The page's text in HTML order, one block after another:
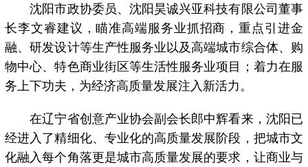
沈阳市政协委员、沈阳昊诚兴亚科技有限公司董事
长李文睿建议，瞄准高端服务业抓招商，重点引进金
融、研发设计等生产性服务业以及高端城市综合体、购
物中心、特色商业街区等生活性服务业项目；着力在服
务上下功夫，为经济高质量发展注入新活力。
在辽宁省创意产业协会副会长郎中辉看来，沈阳已
经进入了精细化、专业化的高质量发展阶段，把城市文
化融入每个角落更是城市高质量发展的要求，让商业与